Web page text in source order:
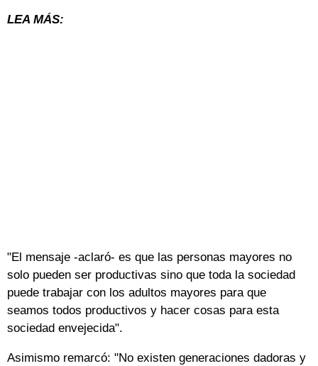
LEA MÁS:
"El mensaje -aclaró- es que las personas mayores no
solo pueden ser productivas sino que toda la sociedad
puede trabajar con los adultos mayores para que
seamos todos productivos y hacer cosas para esta
sociedad envejecida".
Asimismo remarcó: "No existen generaciones dadoras y